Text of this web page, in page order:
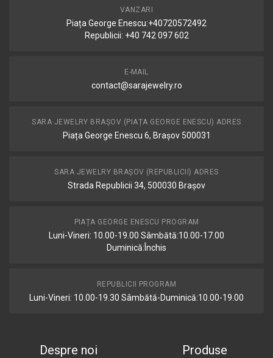
VANZARI
Piața George Enescu:+40720572492
Republicii: +40 742 097 602
E-MAIL
contact@sarajewelry.ro
SARA JEWELRY BRAȘOV (PIAȚA GEORGE ENESCU) ADRES
Piața George Enescu 6, Brașov 500031
SARA JEWELRY BRAȘOV (REPUBLICII) ADRES
Strada Republicii 34, 500030 Brașov
PIAȚA GEORGE ENESCU PROGRAM
Luni-Vineri: 10.00-19.00 Sâmbătă:10.00-17.00
Duminică:Închis
REPUBLICII PROGRAM
Luni-Vineri: 10.00-19.30 Sâmbătă-Duminică:10.00-19.00
Despre noi Produse